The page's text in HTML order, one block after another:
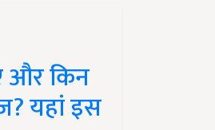
और किन
यहां इस